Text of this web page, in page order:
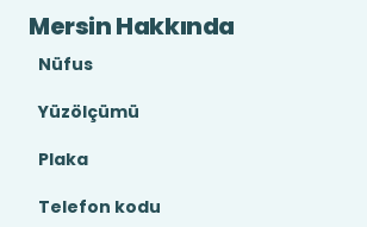
Mersin Hakkında
Nüfus
Yüzölçümü
Plaka
Telefon kodu